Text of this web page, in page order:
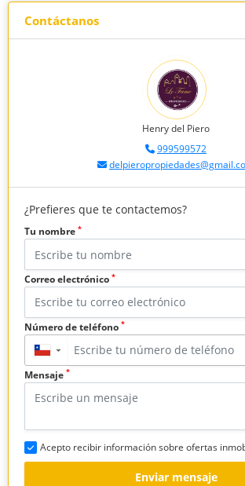
Contáctanos
Henry del Piero
999599572
¿Prefieres que te contactemos?
Tu nombre *
Correo electrónico *
Número de teléfono *
▼
Mensaje *
Acepto recibir información sobre ofertas
Enviar mensaje